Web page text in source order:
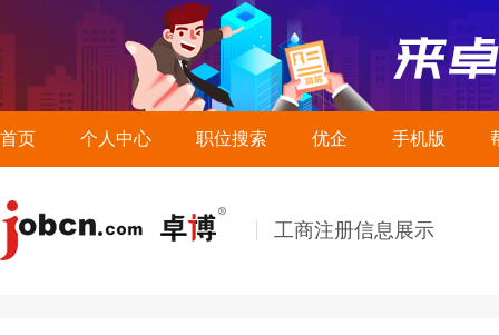
首页 个人中心 职位搜索 优企 手机版
工商注册信息展示